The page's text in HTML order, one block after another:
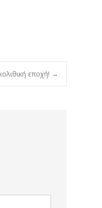
εποχή! →